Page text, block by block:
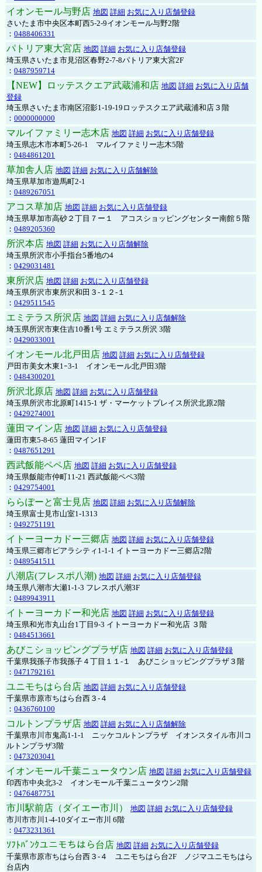
イオンモール与野店 地図 詳細 お気に入り店舗登録
さいたま市中央区本町西5-2-9イオンモール与野2階
： 0488406331
パトリア東大宮店 地図 詳細 お気に入り店舗登録
埼玉県さいたま市見沼区春野2-7-8パトリア東大宮2F
： 0487959714
【NEW】ロッテスクエア武蔵浦和店 地図 詳細 お気に入り店舗
登録
埼玉県さいたま市南区沼影1-19-19ロッテスクエア武蔵浦和店３階
： 0000000000
マルイファミリー志木店 地図 詳細 お気に入り店舗登録
埼玉県志木市本町5-26-1 マルイファミリー志木5階
： 0484861201
草加舎人店 地図 詳細 お気に入り店舗解除
埼玉県草加市遊馬町2-1
： 0489267051
アコス草加店 地図 詳細 お気に入り店舗登録
埼玉県草加市高砂２丁目７ー１ アコスショッピングセンター南館５階
： 0489205360
所沢本店 地図 詳細 お気に入り店舗解除
埼玉県所沢市小手指台5番地の4
： 0429031481
東所沢店 地図 詳細 お気に入り店舗登録
埼玉県所沢市東所沢和田３-１２-１
： 0429511545
エミテラス所沢店 地図 詳細 お気に入り店舗解除
埼玉県所沢市東住吉10番1号 エミテラス所沢 3階
： 0429033001
イオンモール北戸田店 地図 詳細 お気に入り店舗登録
戸田市美女木東1ｰ3‐1 イオンモール北戸田3階
： 0484300201
所沢北原店 地図 詳細 お気に入り店舗登録
埼玉県所沢市北原町1415-1 ザ・マーケットプレイス所沢北原2階
： 0429274001
蓮田マイン店 地図 詳細 お気に入り店舗登録
蓮田市東5-8-65 蓮田マイン1F
： 0487651291
西武飯能ペペ店 地図 詳細 お気に入り店舗登録
埼玉県飯能市仲町11-21 西武飯能ペペ3階
： 0429754001
ららぽーと富士見店 地図 詳細 お気に入り店舗解除
埼玉県富士見市山室1-1313
： 0492751191
イトーヨーカドー三郷店 地図 詳細 お気に入り店舗登録
埼玉県三郷市ピアラシティ1-1-1 イトーヨーカドー三郷店2階
： 0489541511
八潮店(フレスポ八潮) 地図 詳細 お気に入り店舗登録
埼玉県八潮市大瀬1-1-3 フレスポ八潮3F
： 0489943911
イトーヨーカドー和光店 地図 詳細 お気に入り店舗登録
埼玉県和光市丸山台1丁目9-3 イトーヨーカドー和光店 ３階
： 0484513661
あびこショッピングプラザ店 地図 詳細 お気に入り店舗登録
千葉県我孫子市我孫子４丁目１１-１ あびこショッピングプラザ３階
： 0471792161
ユニモちはら台店 地図 詳細 お気に入り店舗登録
千葉県市原市ちはら台西３-４
： 0436760100
コルトンプラザ店 地図 詳細 お気に入り店舗解除
千葉県市川市鬼高1-1-1 ニッケコルトンプラザ イオンスタイル市川コ
ルトンプラザ3階
： 0473203041
イオンモール千葉ニュータウン店 地図 詳細 お気に入り店舗登録
印西市中央北3-2 イオンモール千葉ニュータウン2階
： 0476487751
市川駅前店（ダイエー市川） 地図 詳細 お気に入り店舗登録
市川市市川1-4-10ダイエー市川 6階
： 0473231361
ｿﾌﾄﾊﾞﾝｸユニモちはら台店 地図 詳細 お気に入り店舗登録
千葉県市原市ちはら台西３-４ ユニモちはら台2F ノジマユニモちはら
台店内